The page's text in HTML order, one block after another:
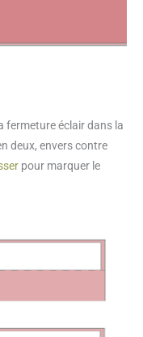
fermeture éclair dans la
deux, envers contre
pour marquer le